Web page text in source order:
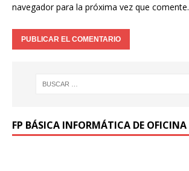
navegador para la próxima vez que comente.
FP BÁSICA INFORMÁTICA DE OFICINA